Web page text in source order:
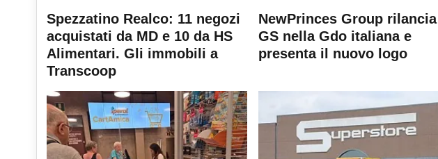
Spezzatino Realco: 11 negozi
acquistati da MD e 10 da HS
Alimentari. Gli immobili a
Transcoop
NewPrinces Group rilancia
GS nella Gdo italiana e
presenta il nuovo logo